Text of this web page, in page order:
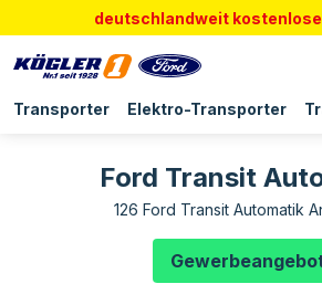
deutschlandweit
Transporter Elektro-Transporter
Ford Transit
126 Ford Transit Automatik